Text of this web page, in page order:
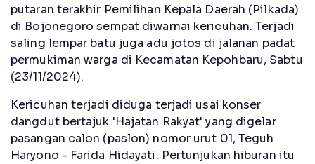
putaran terakhir Pemilihan Kepala Daerah (Pilkada)
di Bojonegoro sempat diwarnai kericuhan. Terjadi
saling lempar batu juga adu jotos di jalanan padat
permukiman warga di Kecamatan Kepohbaru, Sabtu
(23/11/2024).
Kericuhan terjadi diduga terjadi usai konser
dangdut bertajuk 'Hajatan Rakyat' yang digelar
pasangan calon (paslon) nomor urut 01, Teguh
Haryono - Farida Hidayati. Pertunjukan hiburan itu